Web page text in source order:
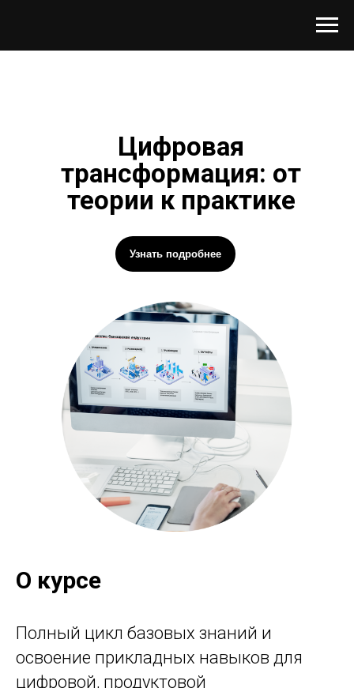
Цифровая
трансформация: от
теории к практике
Узнать подробнее
О курсе
Полный цикл базовых знаний и
освоение прикладных навыков для
цифровой, продуктовой